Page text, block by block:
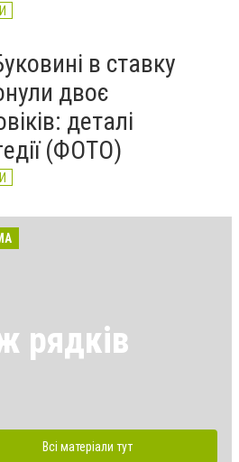
в ставку
двоє
деталі
(ФОТО)
рядків
Всі матеріали тут